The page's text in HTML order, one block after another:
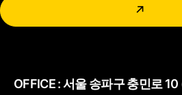
↗
OFFICE :서울 송파구 충민로 10